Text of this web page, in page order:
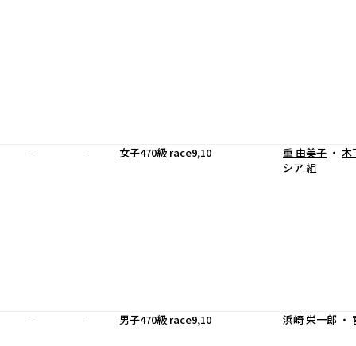
- - 女子470級 race9,10 重 由美子 ・ 木
シア組
- - 男子470級 race9,10 浜崎 栄一郎 ・